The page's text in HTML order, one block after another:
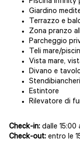
Piscina infinity
Giardino
Terrazzo e
Zona pranzo
Parcheggio
Teli mare/
Vista mare,
Divano e
Estintore
Rilevatore di
Check-in: dalle 15:00
Check-out: entro le